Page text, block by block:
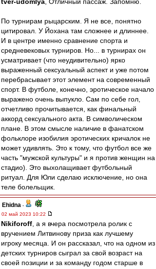
По турнирам рыцарским. Я не все, понятно
цитировал. У Йохана там сложнее и длиннее.
И в центре именно сравнение спорта и
средневековых турниров. Но... в турнирах он
усматривает (что неудивительно) ярко
выраженный сексуальный аспект и уже потом
перебрасывает этот элемент на современный
спорт. В футболе, конечно, эротическое начало
выражено очень выпукло. Сам по себе гол,
отчетливо прочитывается, как финальный
аккорд сексуального акта. В символическом
плане. В этом смысле наличие в фанатском
фольклоре изобилия эротических кричалок не
может удивлять. Это к тому, что футбол все же
часть "мужской культуры" и я против женщин на
стадио). Это выхолащивает футбольный
ритуал. Для Юли сделаю исключение, но она
теле болельщик.
Ehidna -
02 май 2023 10:22
Nikiforoff , а я вчера посмотрела ролик с
вручением Литвинову приза как лучшему
игроку месяца. И он рассказал, что на одном из
детских турниров сыграл за свой возраст на
своей позиции и за команду годом старше в